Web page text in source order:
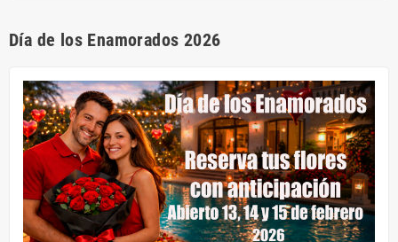
Día de los Enamorados 2026